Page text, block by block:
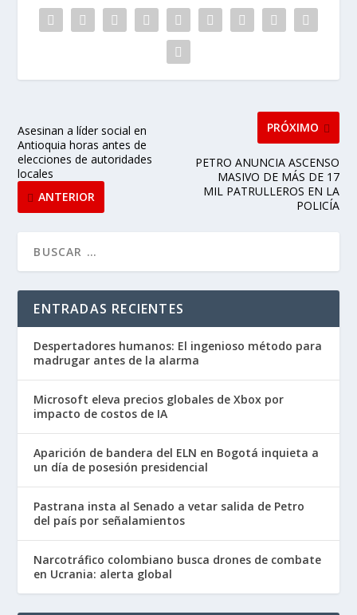
Asesinan a líder social en
Antioquia horas antes de
elecciones de autoridades
locales
ANTERIOR
PRÓXIMO
PETRO ANUNCIA ASCENSO
MASIVO DE MÁS DE 17
MIL PATRULLEROS EN LA
POLICÍA
ENTRADAS RECIENTES
Despertadores humanos: El ingenioso método para
madrugar antes de la alarma
Microsoft eleva precios globales de Xbox por
impacto de costos de IA
Aparición de bandera del ELN en Bogotá inquieta a
un día de posesión presidencial
Pastrana insta al Senado a vetar salida de Petro
del país por señalamientos
Narcotráfico colombiano busca drones de combate
en Ucrania: alerta global